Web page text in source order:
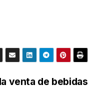
venta de bebidas